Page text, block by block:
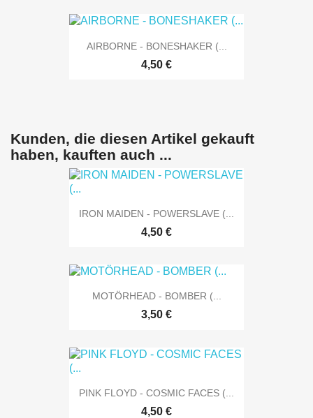
AIRBORNE - BONESHAKER (...
4,50 €
Kunden, die diesen Artikel gekauft
haben, kauften auch ...
IRON MAIDEN - POWERSLAVE (...
4,50 €
MOTÖRHEAD - BOMBER (...
3,50 €
PINK FLOYD - COSMIC FACES (...
4,50 €